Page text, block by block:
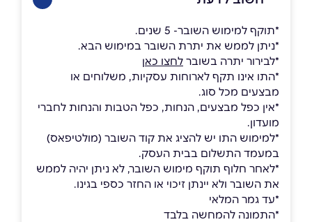
*תוקף למימוש השובר- 5 שנים.
*ניתן לממש את יתרת השובר במימוש הבא.
*לבירור יתרה בשובר לחצו כאן
*התו אינו תקף לארוחות עסקיות, משלוחים או
מבצעים מכל סוג.
*אין כפל מבצעים, הנחות, כפל הטבות והנחות לחברי
מועדון.
*למימוש התו יש להציג את קוד השובר (מולטיפאס)
במעמד התשלום בבית העסק.
*לאחר חלוף תוקף מימוש השובר, לא ניתן יהיה לממש
את השובר ולא יינתן זיכוי או החזר כספי בגינו.
*עד גמר המלאי
*התמונה להמחשה בלבד